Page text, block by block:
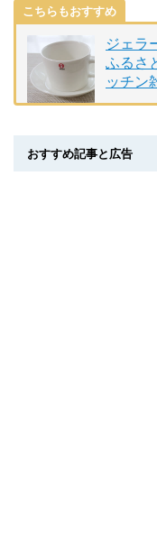
こちらもおすすめ
ジェラ
ふるさ
ッチン
おすすめ記事と広告